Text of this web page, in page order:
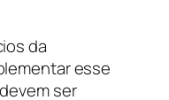
da
esse
ser